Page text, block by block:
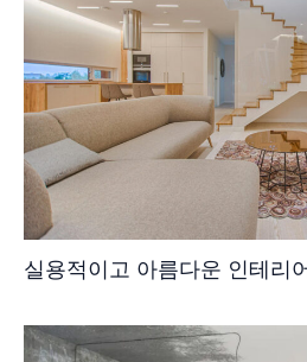
실용적이고 아름다운 인테리